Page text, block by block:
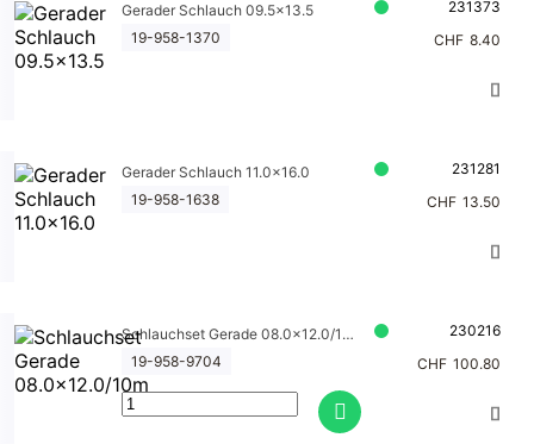
Gerader Schlauch 09.5x13.5
231373
19-958-1370
CHF 8.40
Gerader Schlauch 11.0x16.0
231281
19-958-1638
CHF 13.50
Schlauchset Gerade 08.0x12.0/10m
230216
19-958-9704
CHF 100.80